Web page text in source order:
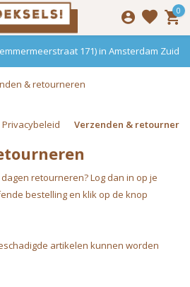
0
171) in Amsterdam Zuid
& retourneren
Privacybeleid Verzenden & retourneren
retourneren? Log dan in op je
bestelling en klik op de knop
artikelen kunnen worden